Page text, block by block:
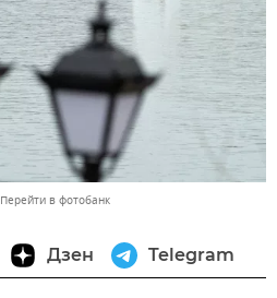
Перейти в фотобанк
Дзен Telegram